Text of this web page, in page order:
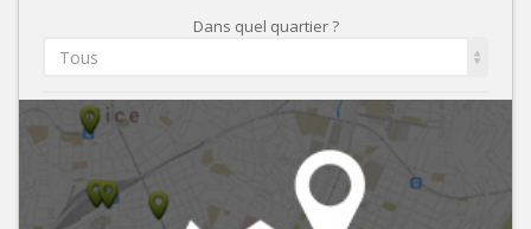
Dans quel quartier ?
Tous